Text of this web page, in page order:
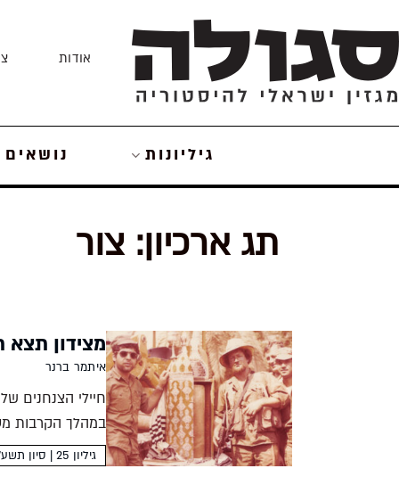
to
content
אודות
גיליונות נושאים
תג ארכיון:צור
מצידון תצא
איתמר ברנר
חיילי הצנחנים
במהלך הקרבות
תורה עתיק...
גיליון 25 | סיון תשע"ב